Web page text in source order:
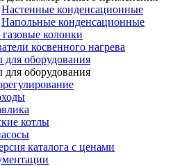
Настенные конденсационные
Напольные конденсационные
колонки
косвенного нагрева
для оборудования
для оборудования
котлы
каталога с ценами